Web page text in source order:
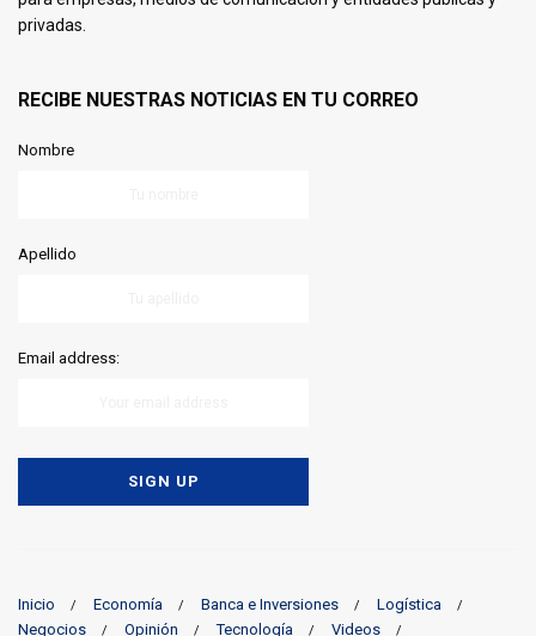
privadas.
RECIBE NUESTRAS NOTICIAS EN TU CORREO
Nombre
Apellido
Email address:
Inicio Economía Banca e Inversiones
Logística
Negocios
Opinión Tecnología Videos